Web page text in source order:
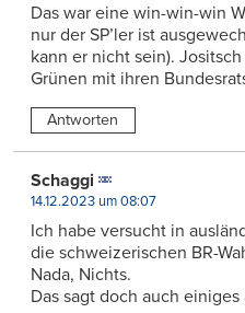
Das war eine win-win-win
nur der SP’ler ist
kann er nicht sein).
Grünen mit ihren
Antworten
Schaggi
14.12.2023 um 08:07
Ich habe versucht in
die schweizerischen BR-
Nada, Nichts.
Das sagt doch auch einiges